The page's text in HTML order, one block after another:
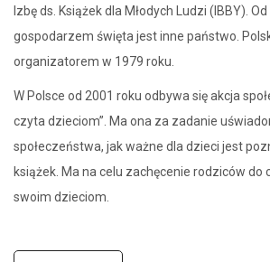
Izbę ds. Książek dla Młodych Ludzi (IBBY).
gospodarzem święta jest inne państwo.
organizatorem w 1979 roku.
W Polsce od 2001 roku odbywa się akcja
czyta dzieciom”. Ma ona za zadanie
społeczeństwa, jak ważne dla dzieci jest
książek. Ma na celu zachęcenie rodziców do
swoim dzieciom.